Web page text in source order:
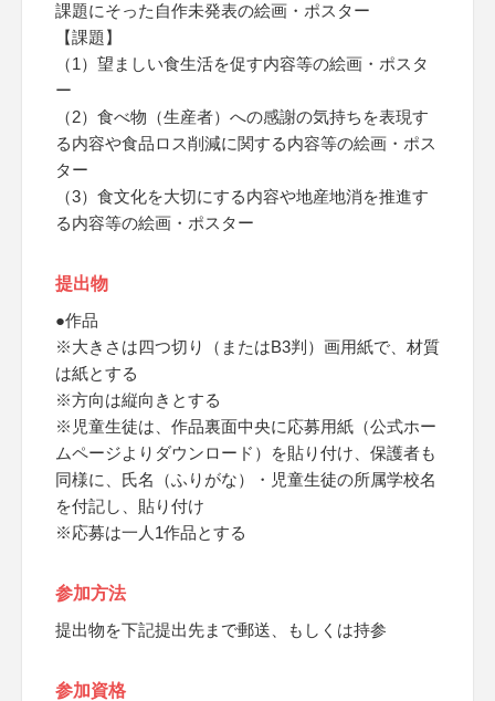
課題にそった自作未発表の絵画・ポスター
【課題】
（1）望ましい食生活を促す内容等の絵画・ポスタ
ー
（2）食べ物（生産者）への感謝の気持ちを表現す
る内容や食品ロス削減に関する内容等の絵画・ポス
ター
（3）食文化を大切にする内容や地産地消を推進す
る内容等の絵画・ポスター
提出物
●作品
※大きさは四つ切り（またはB3判）画用紙で、材質
は紙とする
※方向は縦向きとする
※児童生徒は、作品裏面中央に応募用紙（公式ホー
ムページよりダウンロード）を貼り付け、保護者も
同様に、氏名（ふりがな）・児童生徒の所属学校名
を付記し、貼り付け
※応募は一人1作品とする
参加方法
提出物を下記提出先まで郵送、もしくは持参
参加資格